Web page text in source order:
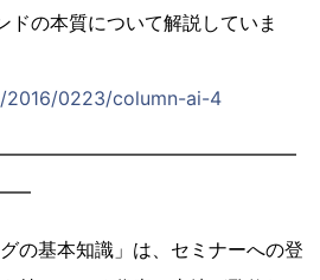
ドの本質について解説していま
0223/column-ai-4
の基本知識」は、セミナーへの登